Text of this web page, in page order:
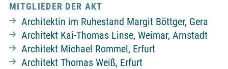
MITGLIEDER DER AKT
Architektin im Ruhestand Margit Böttger, Gera
Architekt Kai-Thomas Linse, Weimar, Arnstadt
Architekt Michael Rommel, Erfurt
Architekt Thomas Weiß, Erfurt